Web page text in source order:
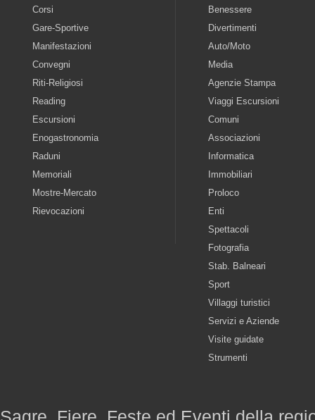
Corsi
Gare-Sportive
Manifestazioni
Convegni
Riti-Religiosi
Reading
Escursioni
Enogastronomia
Raduni
Memoriali
Mostre-Mercato
Rievocazioni
Benessere
Divertimenti
Auto/Moto
Media
Agenzie Stampa
Viaggi Escursioni
Comuni
Associazioni
Informatica
Immobiliari
Proloco
Enti
Spettacoli
Fotografia
Stab. Balneari
Sport
Villaggi turistici
Servizi e Aziende
Visite guidate
Strumenti